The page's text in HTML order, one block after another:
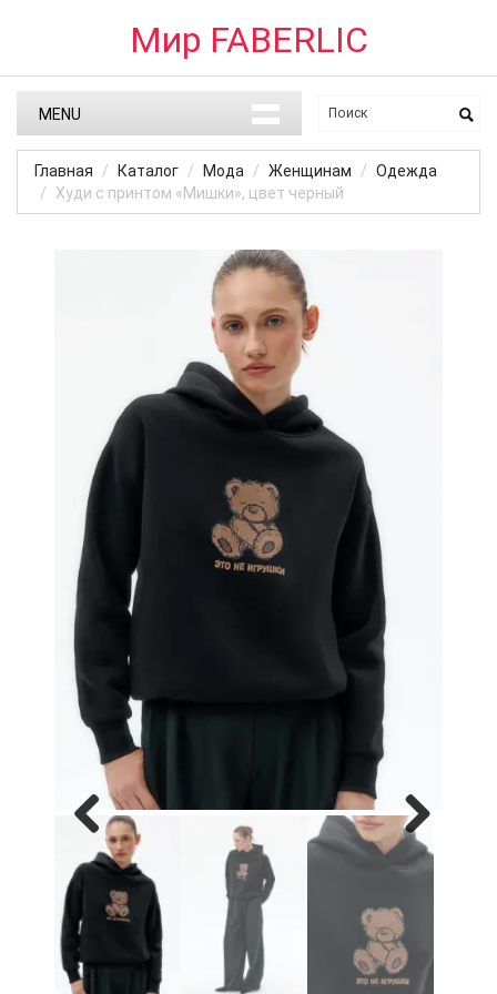
Мир FABERLIC
MENU
Главная Каталог Мода Женщинам
Одежда
Худи с принтом «Мишки», цвет черный